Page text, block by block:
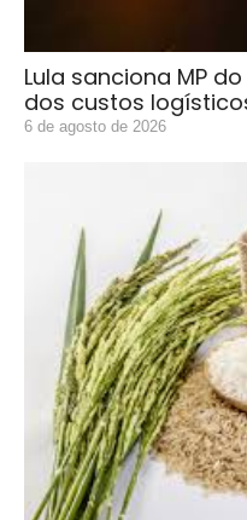
Lula sanciona MP
dos custos
6 de agosto de 2026